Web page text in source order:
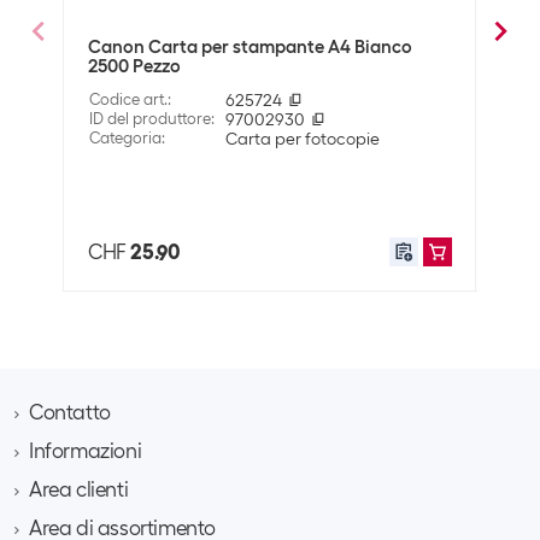
Dimensioni
Compatibilità
Dati tecnici
Colore della carta
Dati di spedizione
Canon Carta per stampante A4 Bianco
2500 Pezzo
Codice art.: 625724
ID del produttore: 97002930
Categoria: Carta per fotocopie
CHF 25.90
Contatto
Brack AG
Hintermättlistrasse 3
Informazioni
Contatto
A proposito di Brack Business
Area clienti
Richiedere un account cliente
Area di assortimento